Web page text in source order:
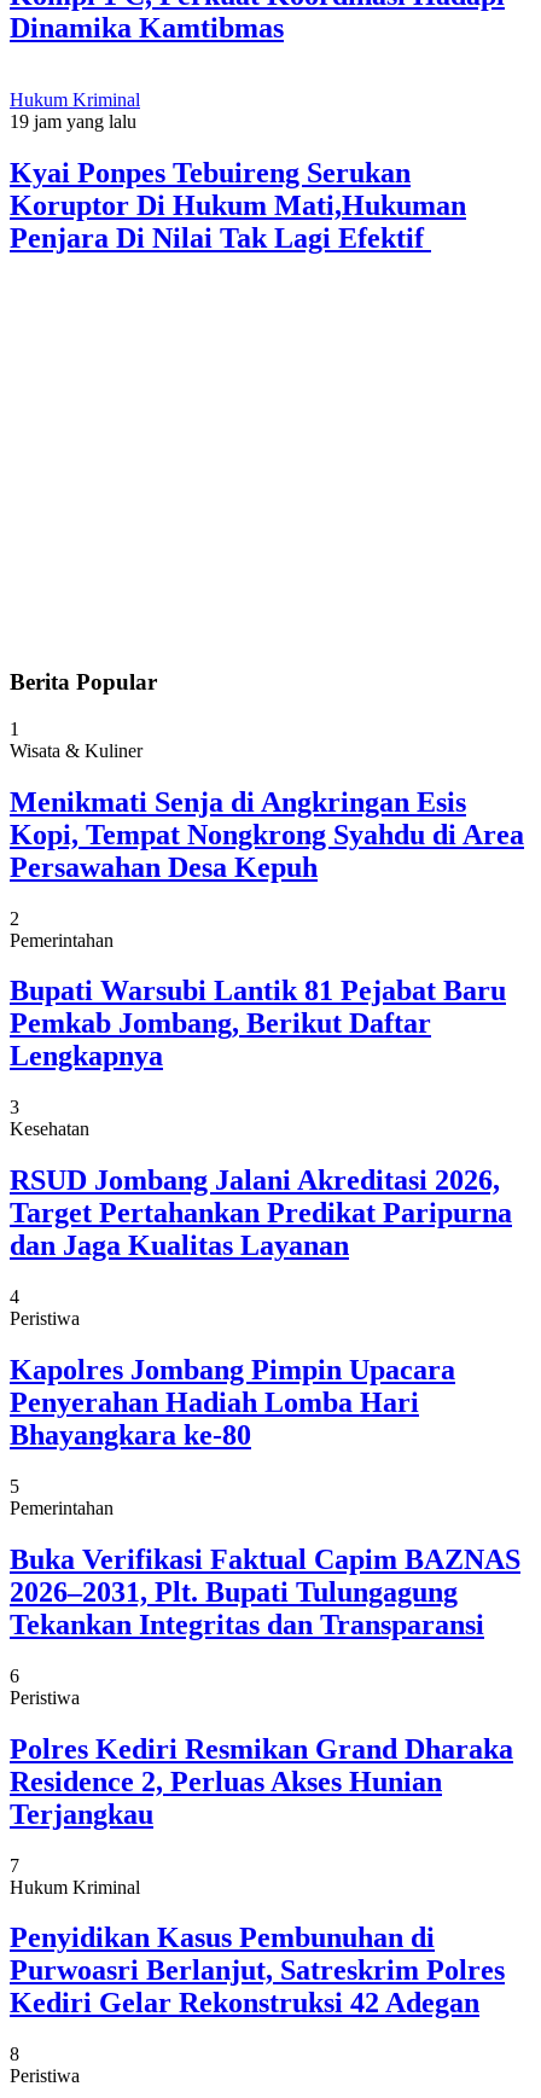
Dinamika Kamtibmas
Hukum Kriminal
19 jam yang lalu
Kyai Ponpes Tebuireng Serukan
Koruptor Di Hukum Mati,Hukuman
Penjara Di Nilai Tak Lagi Efektif
Berita Popular
1
Wisata & Kuliner
Menikmati Senja di Angkringan Esis
Kopi, Tempat Nongkrong Syahdu di Area
Persawahan Desa Kepuh
2
Pemerintahan
Bupati Warsubi Lantik 81 Pejabat Baru
Pemkab Jombang, Berikut Daftar
Lengkapnya
3
Kesehatan
RSUD Jombang Jalani Akreditasi 2026,
Target Pertahankan Predikat Paripurna
dan Jaga Kualitas Layanan
4
Peristiwa
Kapolres Jombang Pimpin Upacara
Penyerahan Hadiah Lomba Hari
Bhayangkara ke-80
5
Pemerintahan
Buka Verifikasi Faktual Capim BAZNAS
2026–2031, Plt. Bupati Tulungagung
Tekankan Integritas dan Transparansi
6
Peristiwa
Polres Kediri Resmikan Grand Dharaka
Residence 2, Perluas Akses Hunian
Terjangkau
7
Hukum Kriminal
Penyidikan Kasus Pembunuhan di
Purwoasri Berlanjut, Satreskrim Polres
Kediri Gelar Rekonstruksi 42 Adegan
8
Peristiwa